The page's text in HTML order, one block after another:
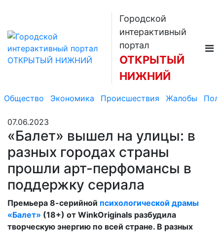
Городской
интерактивный
портал
ОТКРЫТЫЙ
НИЖНИЙ
Общество Экономика Происшествия Жалобы
07.06.2023
«Балет» вышел на улицы: в
разных городах страны
прошли арт-перфомансы в
поддержку сериала
Премьера 8-серийной психологической драмы
«Балет» (18+) от WinkOriginals разбудила
творческую энергию по всей стране. В разных